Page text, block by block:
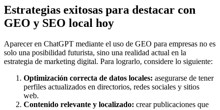
Estrategias exitosas para destacar con
GEO y SEO local hoy
Aparecer en ChatGPT mediante el uso de GEO para empresas no es
solo una posibilidad futurista, sino una realidad actual en la
estrategia de marketing digital. Para lograrlo, considere lo siguiente:
Optimización correcta de datos locales: asegurarse de tener
perfiles actualizados en directorios, redes sociales y sitios
web.
Contenido relevante y localizado: crear publicaciones que